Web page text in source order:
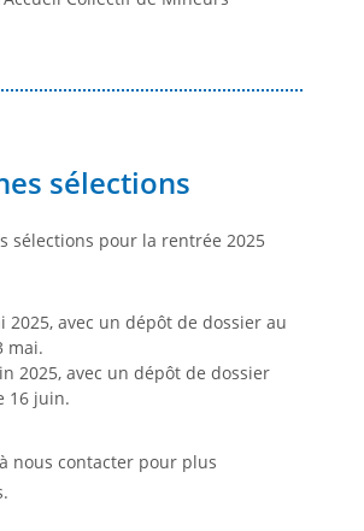
sélections
sélections pour la rentrée 2025
2025, avec un dépôt de dossier au
mai.
2025, avec un dépôt de dossier
16 juin.
nous contacter pour plus